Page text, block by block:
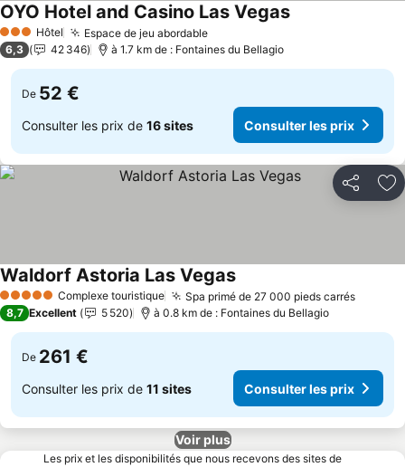
3 ÉtoilesHôtel Espace de jeu abordableConsulter les prix
OYO Hotel and Casino Las VegasConsulter les
6,3 42 346 à 1.7 km de : Fontaines du Bellagio
De 52 €
Consulter les prix de 16 sites Consulter les prix
Partager
5 Étoiles Complexe touristique Spa primé de 27 000 pieds carrés
Waldorf Astoria Las VegasConsulter les prix
8,7 Excellent 5 520 à 0.8 km de : Fontaines du Bellagio
De 261 €
Consulter les prix de 11 sites Consulter les prix
Voir plus
Les prix et les disponibilités que nous recevons des sites de